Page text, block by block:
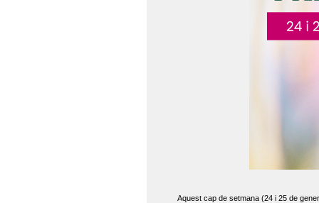
Aquest cap de setmana (24 i 25 de